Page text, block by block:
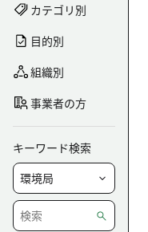
カテゴリ別
目的別
組織別
事業者の方
キーワード検索